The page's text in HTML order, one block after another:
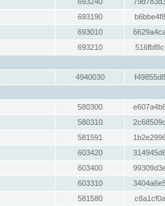
693190
693010
693210
4940030
580300
580310
581591
603420
603400
603310
581580